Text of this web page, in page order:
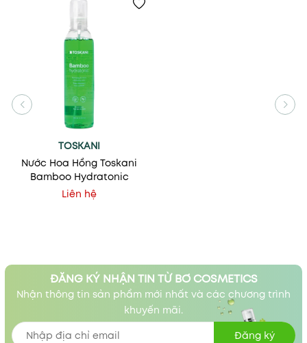
TOSKANI
Nước Hoa Hồng Toskani
Bamboo Hydratonic
Liên hệ
ĐĂNG KÝ NHẬN TIN TỪ BƠ COSMETICS
Nhận thông tin sản phẩm mới nhất và các chương trình
khuyến mãi.
Đăng ký